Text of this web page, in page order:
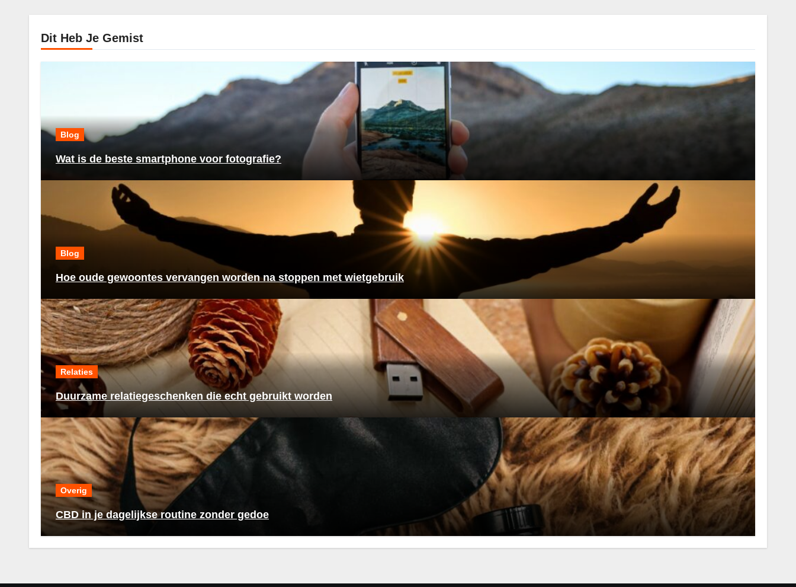
Dit Heb Je Gemist
Blog
Wat is de beste smartphone voor fotografie?
Blog
Hoe oude gewoontes vervangen worden na stoppen met wietgebruik
Relaties
Duurzame relatiegeschenken die echt gebruikt worden
Overig
CBD in je dagelijkse routine zonder gedoe